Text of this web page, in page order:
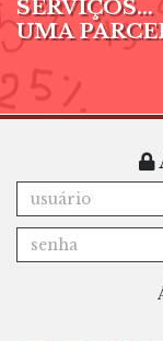
SERVIÇOS...
UMA